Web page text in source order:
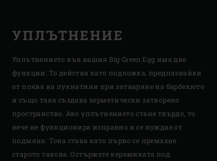
УПЛЪТНЕНИЕ
Уплътнението във вашия Big Green Egg има две
функции. То действа като подложка, предпазвайки
от поява на пукнатини при затваряне на барбекюто
и също така създава херметически затворено
пространство. Ако уплътнението стане твърдо, то
вече не функционира изправно и се нуждае от
подмяна. Това става като първо се премахне
старото такова. Остържете керамиката под